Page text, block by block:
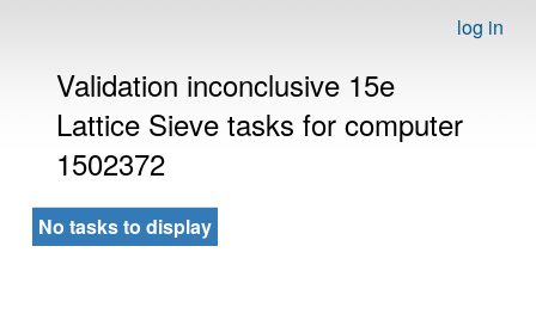
log in
Validation inconclusive 15e
Lattice Sieve tasks for computer
1502372
No tasks to display